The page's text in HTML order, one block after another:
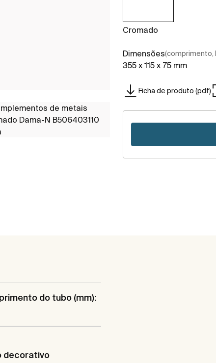
Cromado
Dimensões(comprimento,
355 x 115 x 75 mm
Ficha de produto (pdf)
do tubo (mm):
decorativo